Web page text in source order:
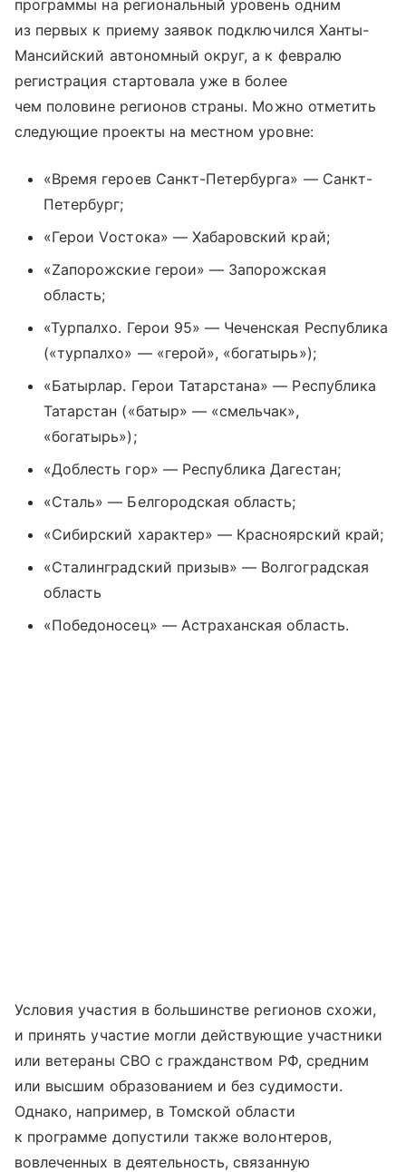
программы на региональный уровень одним
из первых к приему заявок подключился Ханты-
Мансийский автономный округ, а к февралю
регистрация стартовала уже в более
чем половине регионов страны. Можно отметить
следующие проекты на местном уровне:
«Время героев Санкт-Петербурга» — Санкт-
Петербург;
«Герои Vостока» — Хабаровский край;
«Zапорожские герои» — Запорожская
область;
«Турпалхо. Герои 95» — Чеченская Республика
(«турпалхо» — «герой», «богатырь»);
«Батырлар. Герои Татарстана» — Республика
Татарстан («батыр» — «смельчак»,
«богатырь»);
«Доблесть гор» — Республика Дагестан;
«Сталь» — Белгородская область;
«Сибирский характер» — Красноярский край;
«Сталинградский призыв» — Волгоградская
область
«Победоносец» — Астраханская область.
Условия участия в большинстве регионов схожи,
и принять участие могли действующие участники
или ветераны СВО с гражданством РФ, средним
или высшим образованием и без судимости.
Однако, например, в Томской области
к программе допустили также волонтеров,
вовлеченных в деятельность, связанную